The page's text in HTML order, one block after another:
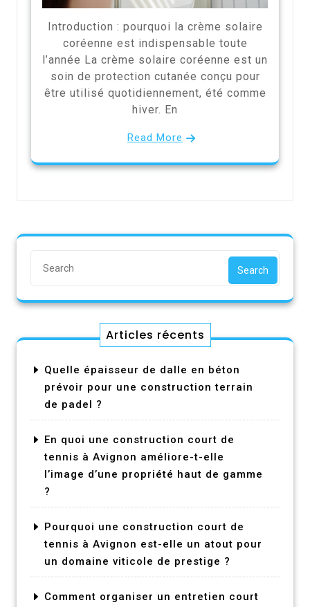
Introduction : pourquoi la crème solaire
coréenne est indispensable toute
l’année La crème solaire coréenne est un
soin de protection cutanée conçu pour
être utilisé quotidiennement, été comme
hiver. En
Read More
Search
Articles récents
Quelle épaisseur de dalle en béton
prévoir pour une construction terrain
de padel ?
En quoi une construction court de
tennis à Avignon améliore-t-elle
l’image d’une propriété haut de gamme
?
Pourquoi une construction court de
tennis à Avignon est-elle un atout pour
un domaine viticole de prestige ?
Comment organiser un entretien court